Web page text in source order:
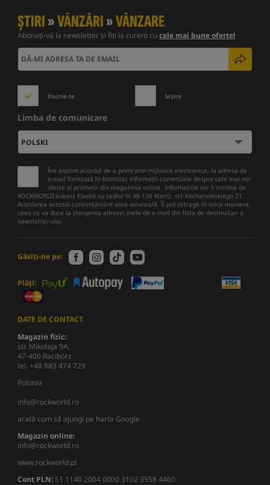
ȘTIRI»VÂNZĂRI»VÂNZARE
Abonați-vă la newsletter și fiți la curent cucele mai bune oferte!
Inscrie-te Ieșire
Limba de comunicare
Îmi exprim acordul de a primi prin mijloace electronice, la adresa de
e-mail furnizată în formular, informații comerciale despre cele mai noi
oferte și promoții din magazinul online. Informațiile vor fi trimise de
ROCKWORLD Łukasz Pawlik cu sediul în 48-130 Kietrz, str. Kochanowskiego 21.
Acordarea acestui consimțământ este voluntară. Îl pot retrage în orice moment,
ceea ce va duce la ștergerea adresei mele de e-mail din lista de destinatari a
newsletter-ului.
Găsiți-ne pe:
Plăți:
DATE DE CONTACT
Magazin fizic:
str. Mikołaja 9A,
47-400 Racibórz
tel. +48 883 474 729
Polonia
info@rockworld.ro
arată cum să ajungi pe harta Google
Magazin online:
info@rockworld.ro
www.rockworld.pl
Cont PLN: 51 1140 2004 0000 3102 3558 4460